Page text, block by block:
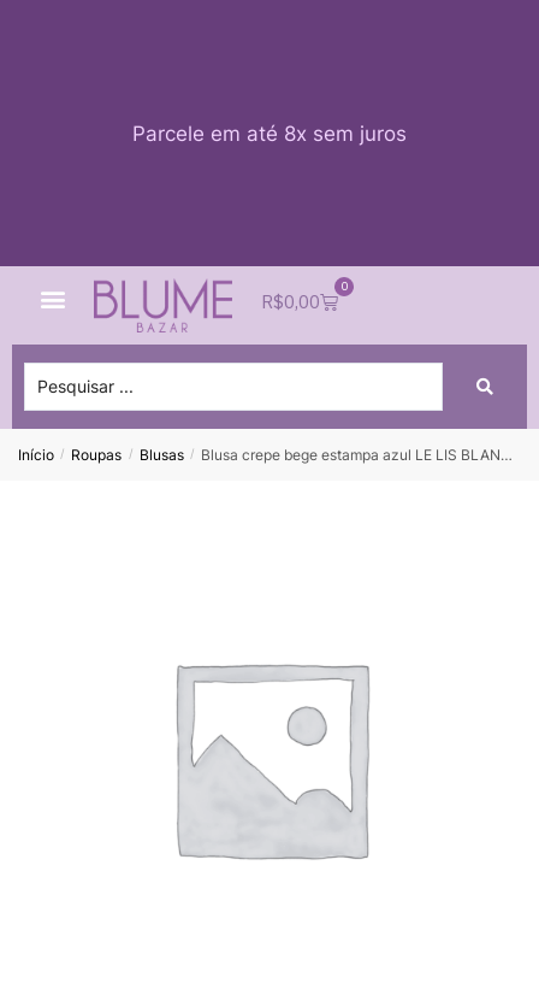
Parcele em até 8x sem juros
R$0,00
0
Início / Roupas / Blusas / Blusa crepe bege estampa azul LE LIS BLANC – G